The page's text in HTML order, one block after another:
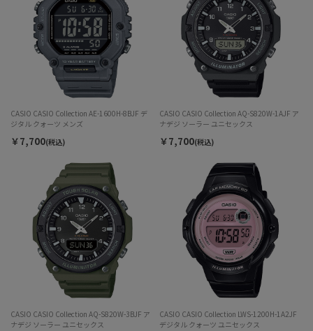
CASIO CASIO Collection AE-1600H-8BJF デ
ジタル クォーツ メンズ
￥7,700(税込)
CASIO CASIO Collection AQ-S820W-1AJF ア
ナデジ ソーラー ユニセックス
￥7,700(税込)
CASIO CASIO Collection AQ-S820W-3BJF ア
ナデジ ソーラー ユニセックス
CASIO CASIO Collection LWS-1200H-1A2JF
デジタル クォーツ ユニセックス